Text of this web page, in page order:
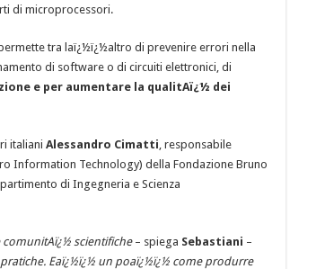
di microprocessori.
tra laï¿½ï¿½altro di prevenire errori nella
di software o di circuiti elettronici, di
e per aumentare la qualitAï¿½ dei
italiani Alessandro Cimatti , responsabile
Information Technology) della Fondazione Bruno
di Ingegneria e Scienza
comunitAï¿½ scientifiche– spiega Sebastiani –
Eaï¿½ï¿½ un poaï¿½ï¿½ come produrre